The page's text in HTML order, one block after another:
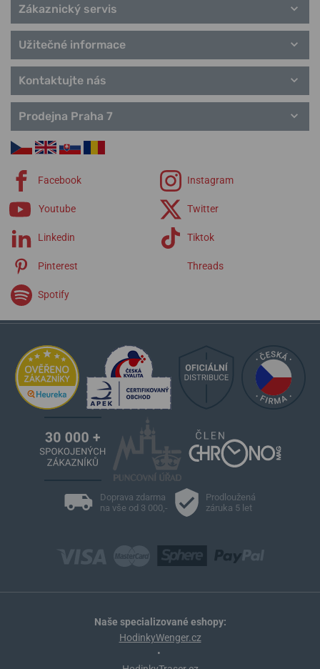
Zákaznický servis
Užitečné informace
Kontaktujte nás
Prodejna Praha 7
Facebook Instagram
Youtube Twitter
Linkedin Tiktok
Pinterest Threads
Spotify
Doprava zdarma
na vše od 3 000,-
Prodloužená
záruka 5 let
Naše specializované eshopy:
HodinkyWenger.cz
•